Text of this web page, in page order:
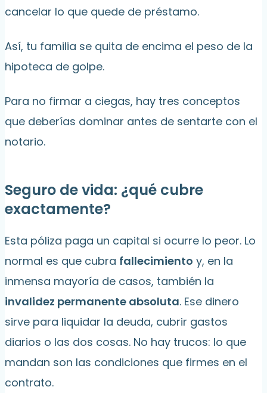
cancelar lo que quede de préstamo.
Así, tu familia se quita de encima el peso de la
hipoteca de golpe.
Para no firmar a ciegas, hay tres conceptos
que deberías dominar antes de sentarte con el
notario.
Seguro de vida: ¿qué cubre
exactamente?
Esta póliza paga un capital si ocurre lo peor. Lo
normal es que cubra fallecimiento y, en la
inmensa mayoría de casos, también la
invalidez permanente absoluta. Ese dinero
sirve para liquidar la deuda, cubrir gastos
diarios o las dos cosas. No hay trucos: lo que
mandan son las condiciones que firmes en el
contrato.